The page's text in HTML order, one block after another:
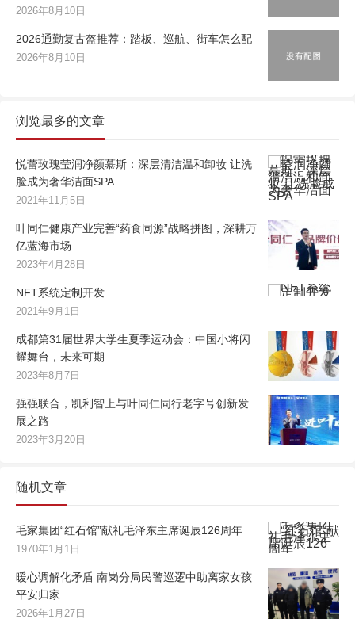
2026年8月10日
2026通勤复古盔推荐：踏板、巡航、街车怎么配
2026年8月10日
浏览最多的文章
悦蕾玫瑰莹润净颜慕斯：深层清洁温和卸妆 让洗
脸成为奢华洁面SPA
2021年11月5日
叶同仁健康产业完善“药食同源”战略拼图，深耕万
亿蓝海市场
2023年4月28日
NFT系统定制开发
2021年9月1日
成都第31届世界大学生夏季运动会：中国小将闪
耀舞台，未来可期
2023年8月7日
强强联合，凯利智上与叶同仁同行老字号创新发
展之路
2023年3月20日
随机文章
毛家集团“红石馆”献礼毛泽东主席诞辰126周年
1970年1月1日
暖心调解化矛盾 南岗分局民警巡逻中助离家女孩
平安归家
2026年1月27日